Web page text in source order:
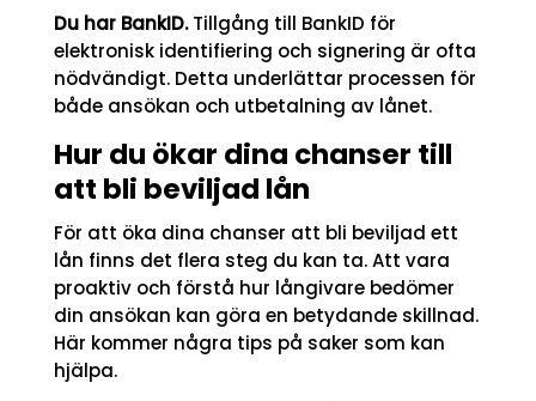
Du har BankID.Tillgång till BankID för
elektronisk identifiering och signering är ofta
nödvändigt. Detta underlättar processen för
både ansökan och utbetalning av lånet.
Hur du ökar dina chanser till
att bli beviljad lån
För att öka dina chanser att bli beviljad ett
lån finns det flera steg du kan ta. Att vara
proaktiv och förstå hur långivare bedömer
din ansökan kan göra en betydande skillnad.
Här kommer några tips på saker som kan
hjälpa.